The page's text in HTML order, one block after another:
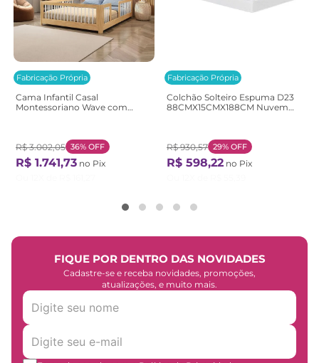
Fabricação Própria
Cama Infantil Casal
Montessoriano Wave com
Natural/Branco
R$ 3.002,05 36% OFF
R$ 1.741,73 no Pix
Fabricação Própria
Colchão Solteiro Espuma D23
88CMX15CMX188CM Nuvem
R$ 930,57 29% OFF
R$ 598,22 no Pix
FIQUE POR DENTRO DAS NOVIDADES
Cadastre-se e receba novidades, promoções,
atualizações, e muito mais.